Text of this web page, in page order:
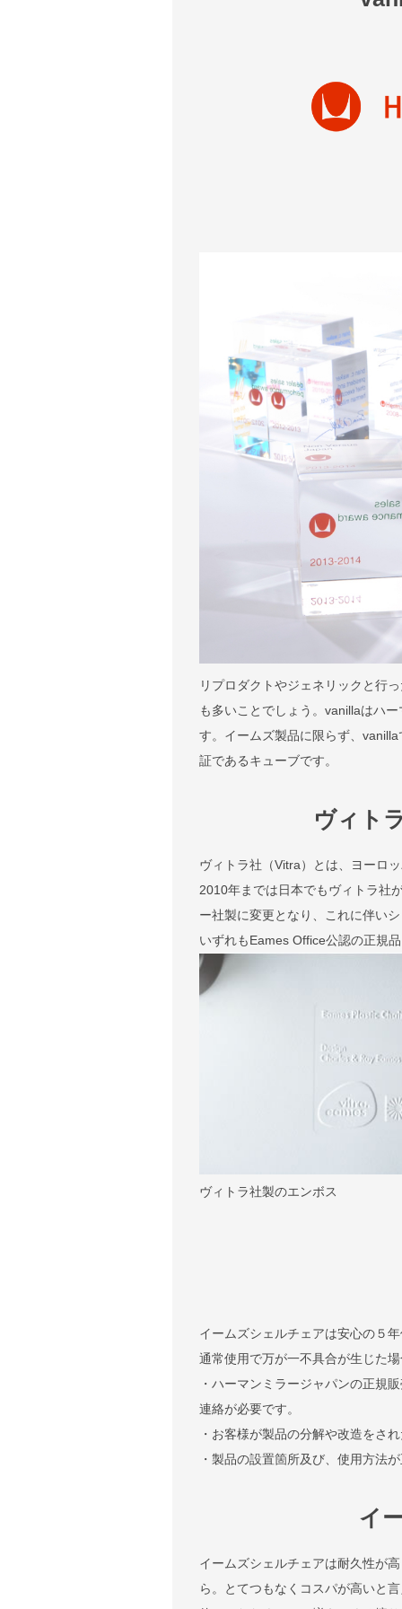
リプロダクトやジェネリックと行
も多いことでしょう。vanillaはハ
す。イームズ製品に限らず、
証であるキューブです。
ヴィト
ヴィトラ社（Vitra）とは、ヨーロ
2010年までは日本でもヴィトラ社
ー社製に変更となり、これに伴い
いずれもEames Office公認の正規
ヴィトラ社製のエンボス
イームズシェルチェアは安心の５
通常使用で万が一不具合が生じた
・ハーマンミラージャパンの正規
連絡が必要です。
・お客様が製品の分解や改造をさ
・製品の設置箇所及び、使用方法
イ
イームズシェルチェアは耐久性が
ら。とてつもなくコスパが高いと